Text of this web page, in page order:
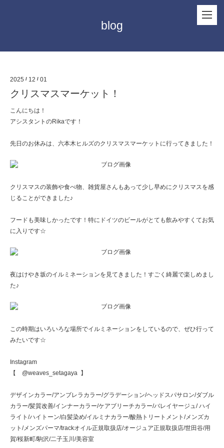
blog
2025 / 12 / 01
クリスマスマーケット！
こんにちは！
アシスタントのRikaです！
先日のお休みは、六本木ヒルズのクリスマスマーケットに行ってきました！
クリスマスの装飾や食べ物、雑貨屋さんもあって少し早めにクリスマスを感
じることができました♪
フードも美味しかったです！特にドイツのビールがとても飲みやすくてお気
に入りです☆
夜はけやき坂のイルミネーションを見てきました！すごく綺麗で楽しめまし
た♪
この時期はいろいろな場所でイルミネーションをしているので、ぜひ行って
みたいです☆
Instagram
【 @weaves_setagaya 】
デザインカラー/アンブレラカラー/グラデーション/ヘッドスパサロン/ダブル
カラー/髪質改善/インナーカラー/ケアブリーチカラー/バレイヤージュ/ ハイ
ライト/ハイトーン/白髪染め/イルミナカラー/酸熱トリートメント/メンズカ
ット/メンズパーマ/trackオイル正規取扱店/オージュア正規取扱店/世田谷/用
賀/桜新町/駒沢/二子玉川/美容室